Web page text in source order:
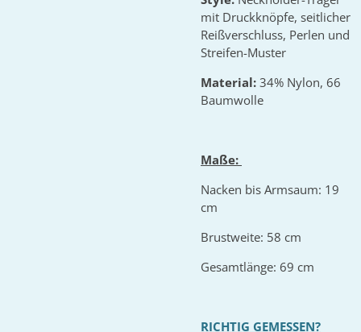
mit Druckknöpfe, seitlicher
Reißverschluss, Perlen und
Streifen-Muster
Material: 34% Nylon, 66
Baumwolle
Maße:
Nacken bis Armsaum: 19
cm
Brustweite: 58 cm
Gesamtlänge: 69 cm
RICHTIG GEMESSEN?